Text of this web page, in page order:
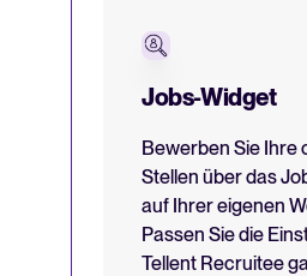
Jobs-Widget
Bewerben Sie Ihre
Stellen über das
auf Ihrer eigenen
Passen Sie die
Tellent Recruitee